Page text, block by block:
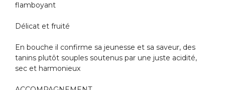
flamboyant
Délicat et fruité
En bouche il confirme sa jeunesse et sa saveur, des
tanins plutôt souples soutenus par une juste acidité,
sec et harmonieux